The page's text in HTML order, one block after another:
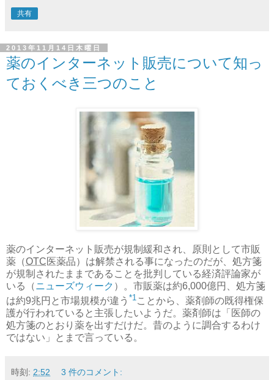
共有
2013年11月14日木曜日
薬のインターネット販売について知っ
ておくべき三つのこと
薬のインターネット販売が規制緩和され、原則として市販
薬（OTC医薬品）は解禁される事になったのだが、処方箋
が規制されたままであることを批判している経済評論家が
いる（ニューズウィーク ）。市販薬は約6,000億円、処方箋
は約9兆円と市場規模が違う *1 ことから、薬剤師の既得権保
護が行われていると主張したいようだ。薬剤師は「医師の
処方箋のとおり薬を出すだけだ。昔のように調合するわけ
ではない」とまで言っている。
時刻: 2:52 3 件のコメント: